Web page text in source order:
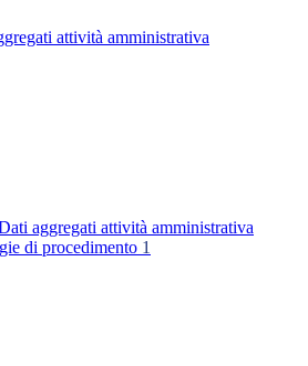
attività amministrativa
aggregati attività amministrativa
di procedimento 1